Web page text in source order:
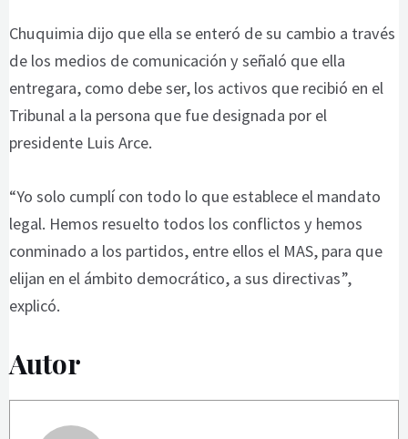
Chuquimia dijo que ella se enteró de su cambio a través
de los medios de comunicación y señaló que ella
entregara, como debe ser, los activos que recibió en el
Tribunal a la persona que fue designada por el
presidente Luis Arce.
“Yo solo cumplí con todo lo que establece el mandato
legal. Hemos resuelto todos los conflictos y hemos
conminado a los partidos, entre ellos el MAS, para que
elijan en el ámbito democrático, a sus directivas”,
explicó.
Autor